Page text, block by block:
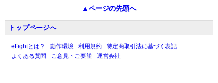
Mirko Filipović(@crocop1009)がシェアした投稿
◀︎ 51歳ミルコが全力マッスルポーズ！の記事にも
▲ページの先頭へ
トップページへ
eFightとは？ 動作環境 利用規約
特定商取引法に基づく表記
よくある質問
ご意見・ご要望 運営会社